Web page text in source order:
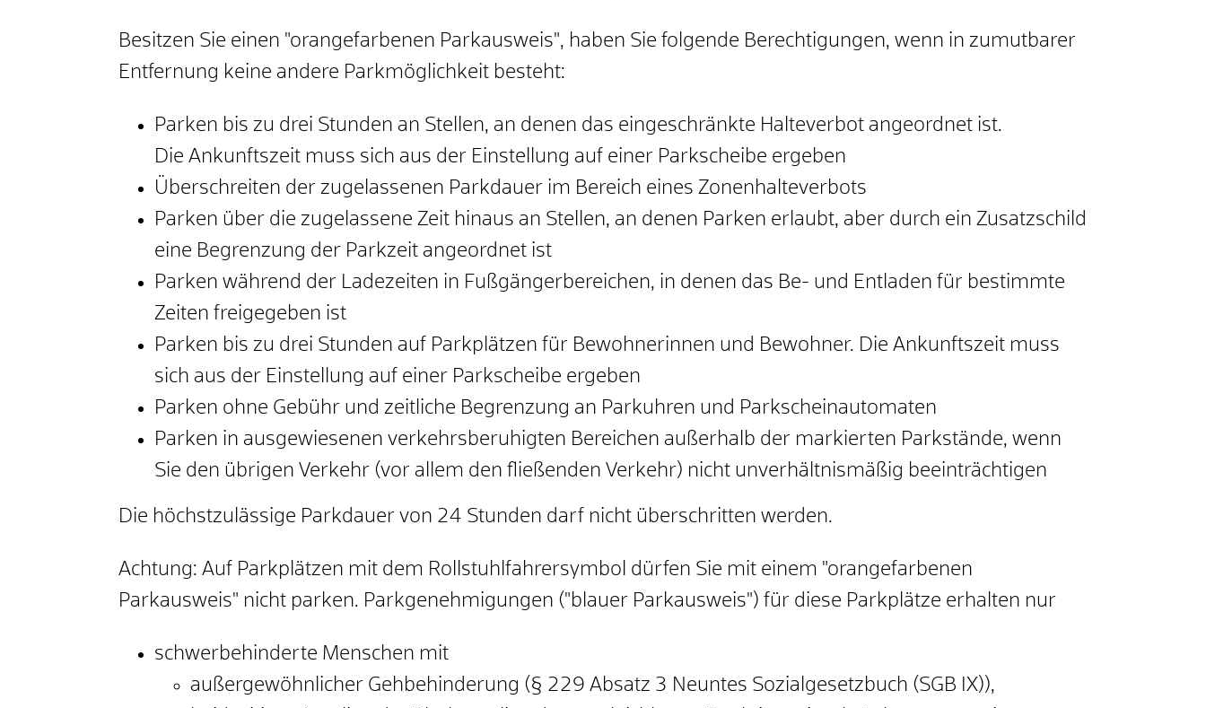
Besitzen Sie einen "orangefarbenen Parkausweis", haben Sie fo gende Berechtigungen, wenn in zumutbarer
Entfernung keine andere Parkmöglichkeit besteht:
Parken bis zu drei Stunden an Stellen, an denen das eingeschränkte Halteverbot angeordnet ist.
Die Ankunftszeit muss sich aus der Einstellung auf einer Parkscheibe ergeben
Überschreiten der zugelassenen Parkdauer im Bereich eines Zonenhalteverbots
Parken über die zugelassene Zeit hinaus an Stellen, an denen Parken erlaubt, aber durch ein Zusatzschild
eine Begrenzung der Parkzeit angeordnet ist
Parken während der Ladezeiten in Fußgängerbereichen, in denen das Be- und Entladen für bestimmte
Zeiten freigegeben ist
Parken bis zu drei Stunden auf Parkplätzen für Bewohnerinnen und Bewohner. Die Ankunftszeit muss
sich aus der Einstellung auf einer Parkscheibe ergeben
Parken ohne Gebühr und zeitliche Begrenzung an Parku hren und Parkscheinautomaten
Parken in ausgewiesenen verkehrsberuhigten Bereichen außerhalb der markierten Parkstände, wenn
Sie den übrigen Verkehr (vor allem den fließenden Verkehr) nicht unverhältnismäßig beeinträchtigen
Die höchstzulässige Parkdauer von 24 Stunden darf nicht überschritten werden.
Achtung: Auf Parkplätzen mit dem Rollstuhlfahrersymbol dürfen Sie mit einem "orangefarbenen
Parkausweis" nicht parken. Parkgenehmigungen ("blauer Parkausweis") für diese Parkplätze erha ten nur
schwerbehinderte Menschen mit
außergewöhnlicher Gehbehinderung (§ 229 Absatz 3 Neuntes Sozialgesetzbuch (SGB IX)),